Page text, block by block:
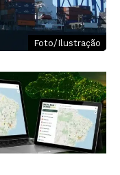
Foto/Ilustração